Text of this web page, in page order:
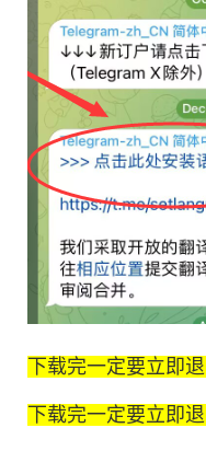
下载完一定要立即
下载完一定要立即